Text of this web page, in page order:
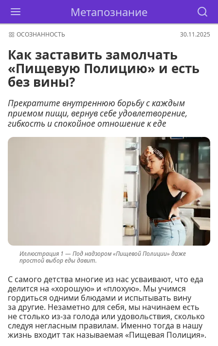
Метапознание
ОСОЗНАННОСТЬ 30.11.2025
Как заставить замолчать
«Пищевую Полицию» и есть
без вины?
Прекратите внутреннюю борьбу с каждым
приемом пищи, вернув себе удовлетворение,
гибкость и спокойное отношение к еде
Под надзором «Пищевой Полиции» даже
простой выбор еды давит.
С самого детства многие из нас усваивают, что еда
делится на «хорошую» и «плохую». Мы учимся
гордиться одними блюдами и испытывать вину
за другие. Незаметно для себя, мы начинаем есть
не столько из-за голода или удовольствия, сколько
следуя негласным правилам. Именно тогда в нашу
жизнь входит так называемая «Пищевая Полиция».